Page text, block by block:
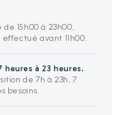
15h00 à 23h00,
avant 11h00.
à 23 heures.
de 7h à 23h, 7
besoins.